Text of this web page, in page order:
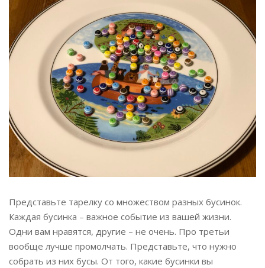
Представьте тарелку со множеством разных бусинок.
Каждая бусинка – важное событие из вашей жизни.
Одни вам нравятся, другие – не очень. Про третьи
вообще лучше промолчать. Представьте, что нужно
собрать из них бусы. От того, какие бусинки вы